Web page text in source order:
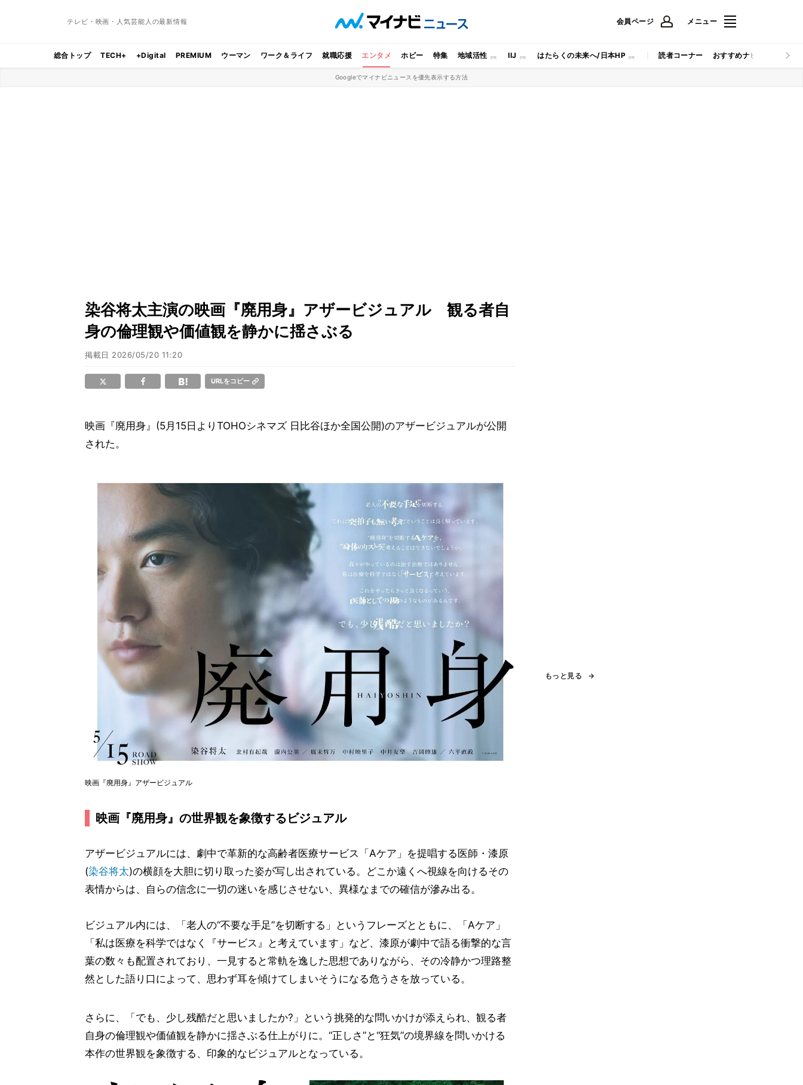
テレビ・映画・人気芸能人の最新情報 会員ページ メニュー
総合トップ TECH+ +Digital PREMIUM ウーマン ワーク＆ライフ 就職応援 エンタメ ホビー 特集 地域活性 IIJ はたらくの未来へ/日本HP 読者コーナー おすすめナビ マイナビ
Googleでマイナビニュースを優先表示する方法
染谷将太主演の映画『廃用身』アザービジュアル 観る者自
身の倫理観や価値観を静かに揺さぶる
掲載日 2026/05/20 11:20
URLをコピー
映画『廃用身』(5月15日よりTOHOシネマズ 日比谷ほか全国公開)のアザービジュアルが公開
された。
映画『廃用身』アザービジュアル
映画『廃用身』の世界観を象徴するビジュアル
アザービジュアルには、劇中で革新的な高齢者医療サービス「Aケア」を提唱する医師・漆原
(染谷将太)の横顔を大胆に切り取った姿が写し出されている。どこか遠くへ視線を向けるその
表情からは、自らの信念に一切の迷いを感じさせない、異様なまでの確信が滲み出る。
ビジュアル内には、「老人の“不要な手足”を切断する」というフレーズとともに、「Aケア」
「私は医療を科学ではなく『サービス』と考えています」など、漆原が劇中で語る衝撃的な言
葉の数々も配置されており、一見すると常軌を逸した思想でありながら、その冷静かつ理路整
然とした語り口によって、思わず耳を傾けてしまいそうになる危うさを放っている。
さらに、「でも、少し残酷だと思いましたか?」という挑発的な問いかけが添えられ、観る者
自身の倫理観や価値観を静かに揺さぶる仕上がりに。“正しさ”と“狂気”の境界線を問いかける
本作の世界観を象徴する、印象的なビジュアルとなっている。
もっと見る